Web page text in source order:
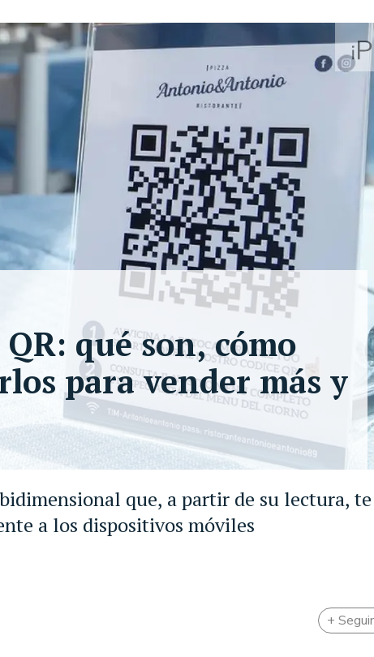
que, a partir de su lectura, te
a los dispositivos móviles
qué son, cómo
para vender más y
+